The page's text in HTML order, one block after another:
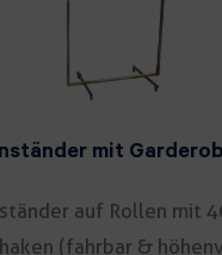
mit
auf Rollen mit
(fahrbar &